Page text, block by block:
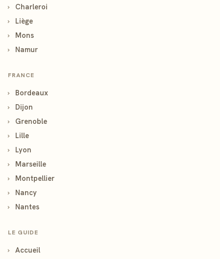
›
Charleroi
›
Liège
›
Mons
›
Namur
FRANCE
›
Bordeaux
›
Dijon
›
Grenoble
›
Lille
›
Lyon
›
Marseille
›
Montpellier
›
Nancy
›
Nantes
LE GUIDE
› Accueil